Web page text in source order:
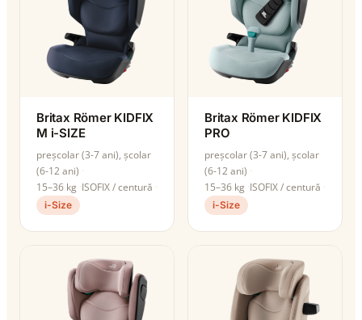
Britax Römer KIDFIX
M i-SIZE
preșcolar (3-7 ani), școlar
(6-12 ani)
15–36 kg ISOFIX / centură
i-Size
Britax Römer KIDFIX
PRO
preșcolar (3-7 ani), școlar
(6-12 ani)
15–36 kg ISOFIX / centură
i-Size